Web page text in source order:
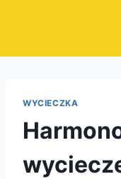
WYCIECZKA